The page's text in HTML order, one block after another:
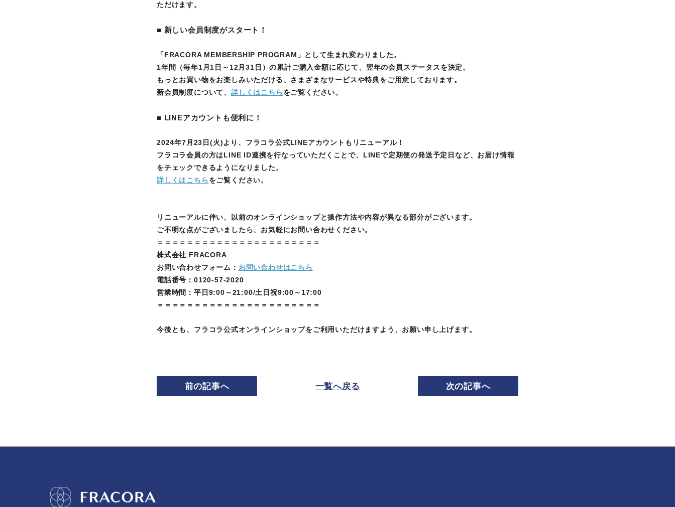
ただけます。
■ 新しい会員制度がスタート！
「FRACORA MEMBERSHIP PROGRAM」として生まれ変わりました。
1年間（毎年1月1日～12月31日）の累計ご購入金額に応じて、翌年の会員ステータスを決定。
もっとお買い物をお楽しみいただける、さまざまなサービスや特典をご用意しております。
新会員制度について、 詳しくはこちらをご覧ください。
■ LINEアカウントも便利に！
2024年7月23日(火)より、フラコラ公式LINEアカウントもリニューアル！
フラコラ会員の方はLINE ID連携を行なっていただくことで、LINEで定期便の発送予定日など、お届け情報
をチェックできるようになりました。
詳しくはこちらをご覧ください。
リニューアルに伴い、以前のオンラインショップと操作方法や内容が異なる部分がございます。
ご不明な点がございましたら、お気軽にお問い合わせください。
＝＝＝＝＝＝＝＝＝＝＝＝＝＝＝＝＝＝＝＝＝＝
株式会社 FRACORA
お問い合わせフォーム： お問い合わせはこちら
電話番号：0120-57-2020
営業時間：平日9:00～21:00/土日祝9:00～17:00
＝＝＝＝＝＝＝＝＝＝＝＝＝＝＝＝＝＝＝＝＝＝
今後とも、フラコラ公式オンラインショップをご利用いただけますよう、お願い申し上げます。
前の記事へ 一覧へ戻る 次の記事へ